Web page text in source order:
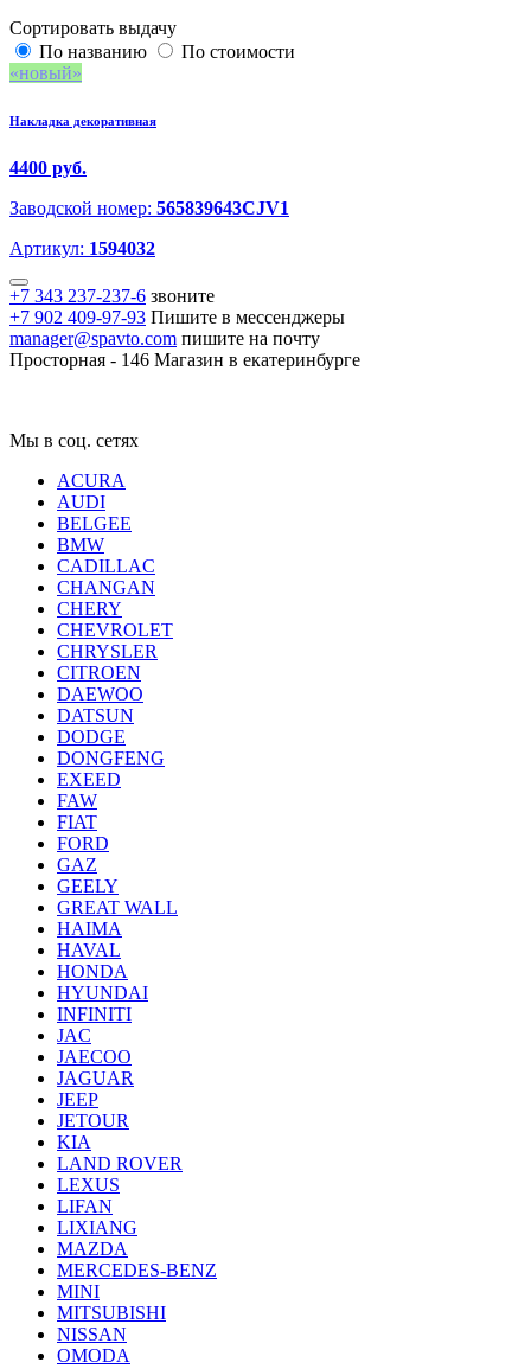
Сортировать выдачу
По названию
По стоимости
новый
Накладка декоративная
4400 руб.
Заводской номер: 565839643CJV1
Артикул: 1594032
+7 343 237-237-6 звоните
+7 902 409-97-93 Пишите в мессенджеры
manager@spavto.com пишите на почту
Просторная - 146 Магазин в екатеринбурге
Мы в соц. сетях
ACURA
AUDI
BELGEE
BMW
CADILLAC
CHANGAN
CHERY
CHEVROLET
CHRYSLER
CITROEN
DAEWOO
DATSUN
DODGE
DONGFENG
EXEED
FAW
FIAT
FORD
GAZ
GEELY
GREAT WALL
HAIMA
HAVAL
HONDA
HYUNDAI
INFINITI
JAC
JAECOO
JAGUAR
JEEP
JETOUR
KIA
LAND ROVER
LEXUS
LIFAN
LIXIANG
MAZDA
MERCEDES-BENZ
MINI
MITSUBISHI
NISSAN
OMODA